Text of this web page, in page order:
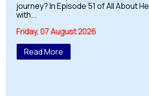
journey? In Episode 51 of All About
with...
Friday, 07 August 2026
Read More